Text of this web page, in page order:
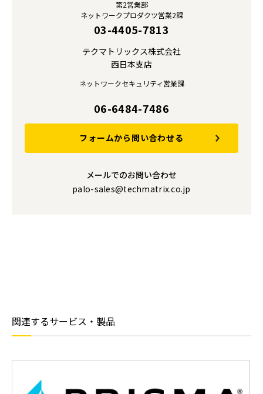
第2営業部
ネットワークプロダクツ営業2課
03-4405-7813
テクマトリックス株式会社
西日本支店
ネットワークセキュリティ営業課
06-6484-7486
フォームから問い合わせる
メールでのお問い合わせ
palo-sales@techmatrix.co.jp
関連するサービス・製品